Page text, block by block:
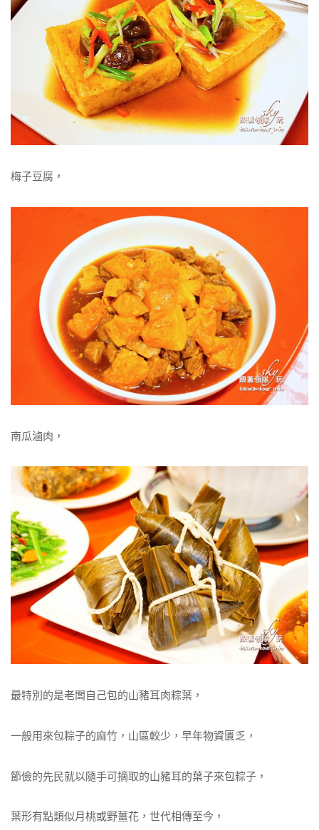
梅子豆腐，
南瓜滷肉，
最特別的是老闆自己包的山豬耳肉粽葉，
一般用來包粽子的麻竹，山區較少，早年物資匱乏，
節儉的先民就以隨手可摘取的山豬耳的葉子來包粽子，
葉形有點類似月桃或野薑花，世代相傳至今，